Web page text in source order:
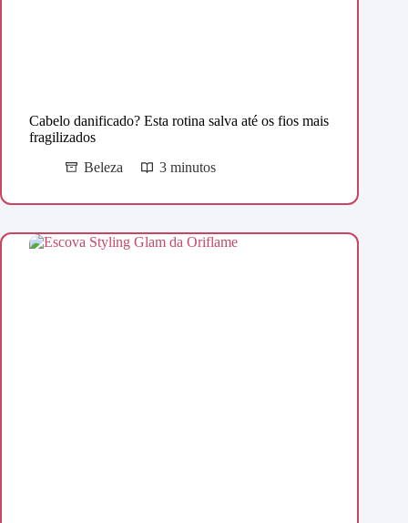
Cabelo danificado? Esta rotina salva até os fios mais
fragilizados
Beleza
3 minutos